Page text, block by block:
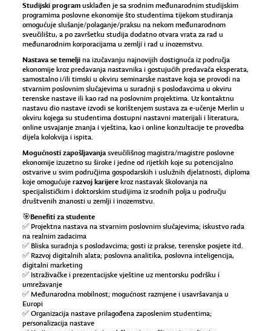
Studijski program usklađen je sa srodnim međunarodnim studijskim
programima poslovne ekonomije što studentima tijekom studiranja
omogućuje slušanje/polaganje/praksu na nekom međunarodnom
sveučilištu, a po završetku studija dodatno otvara vrata za rad u
međunarodnim korporacijama u zemlji i rad u inozemstvu.
Nastava se temelji na izučavanju najnovijih dostignuća iz područja
ekonomije kroz predavanja nastavnika i gostujućih predavača eksperata,
samostalno i/ili timski u okviru seminarske nastave koja se provodi na
stvarnim poslovnim slučajevima u suradnji s poslodavcima u okviru
terenske nastave ili kao rad na poslovnim projektima. Uz kontaktnu
nastavu dio nastave izvodi se korištenjem sustava za e-učenje Merlin u
okviru kojega su studentima dostupni nastavni materijali i literatura,
online usvajanje znanja i vještina, kao i online konzultacije te provedba
dijela kolokvija i ispita.
Mogućnosti zapošljavanja sveučilišnog magistra/magistre poslovne
ekonomije izuzetno su široke i jedne od rijetkih koje su potencijalno
ostvarive u svim područjima gospodarskih i uslužnih djelatnosti, diploma
koje omogućuje razvoj karijere kroz nastavak školovanja na
specijalističkim i doktorskim studijima iz srodnih polja u području
društvenih znanosti u zemlji i inozemstvu.
🎯Benefiti za studente
✅ Projektna nastava na stvarnim poslovnim slučajevima; iskustvo rada
na realnim zadacima
✅ Bliska suradnja s poslodavcima; gosti iz prakse, terenske posjete itd.
✅ Razvoj digitalnih alata; poslovna analitika, poslovna inteligencija,
digitalni marketing
✅ Istraživačke i prezentacijske vještine uz mentorsku podršku i
umrežavanje
✅ Međunarodna mobilnost; mogućnost razmjene i usavršavanja u
Europi
✅ Organizacija nastave prilagođena zaposlenim studentima;
personalizacija nastave